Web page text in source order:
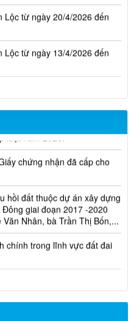
Lộc từ ngày 20/4/2026 đến
Lộc từ ngày 13/4/2026 đến
năm 2026.
chứng nhận đã cấp cho
hồi đất thuộc dự án xây dựng
giai đoạn 2017 -2020
Nhân, bà Trần Thị Bốn,...
chính trong lĩnh vực đất đai